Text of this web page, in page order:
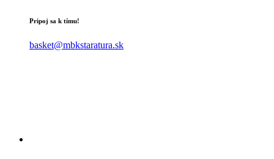
Pripoj sa k tímu!
basket@mbkstaratura.sk